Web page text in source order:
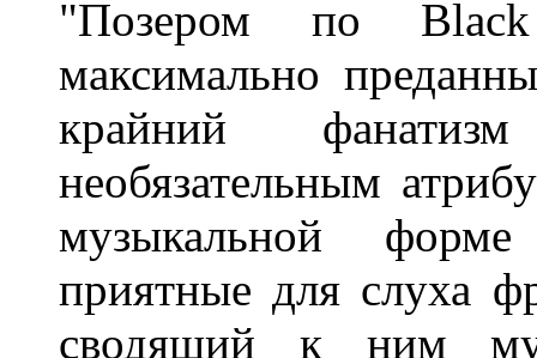
"Позером по
максимально
крайний
необязательным
музыкальной
приятные для слуха
сводящий к ним